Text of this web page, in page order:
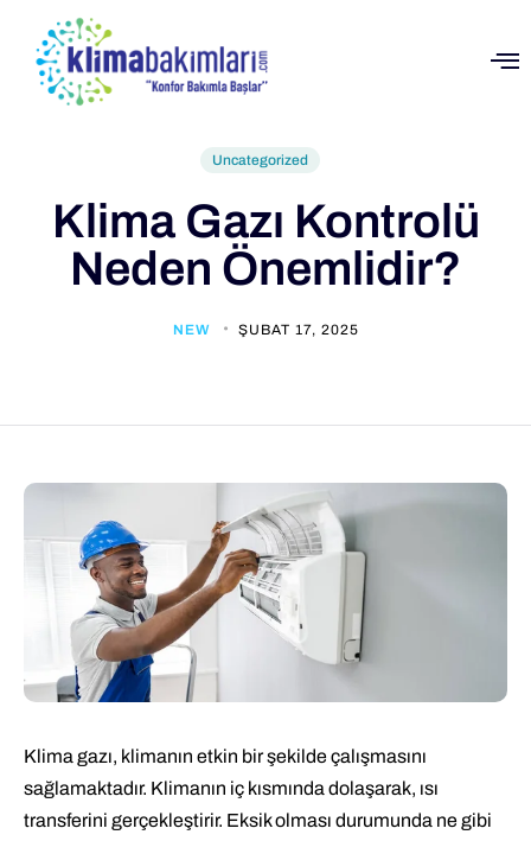
Uncategorized
Klima Gazı Kontrolü
Neden Önemlidir?
NEW ŞUBAT 17, 2025
Klima gazı, klimanın etkin bir şekilde çalışmasını
sağlamaktadır. Klimanın iç kısmında dolaşarak, ısı
transferini gerçekleştirir. Eksik olması durumunda ne gibi